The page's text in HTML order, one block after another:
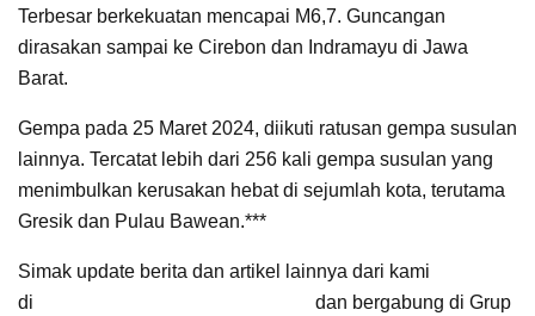
Terbesar berkekuatan mencapai M6,7. Guncangan
dirasakan sampai ke Cirebon dan Indramayu di Jawa
Barat.
Gempa pada 25 Maret 2024, diikuti ratusan gempa susulan
lainnya. Tercatat lebih dari 256 kali gempa susulan yang
menimbulkan kerusakan hebat di sejumlah kota, terutama
Gresik dan Pulau Bawean.***
Simak update berita dan artikel lainnya dari kami
di
dan bergabung di Grup